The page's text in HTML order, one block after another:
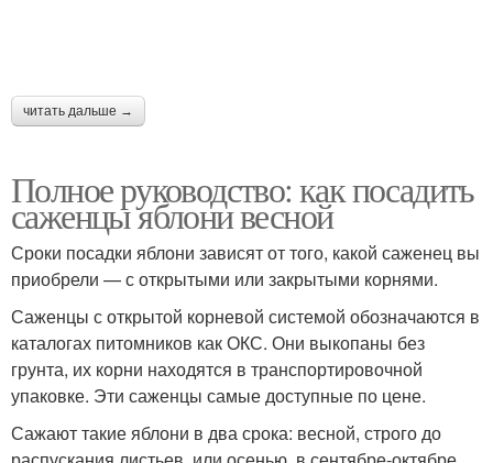
читать дальше →
Полное руководство: как посадить
саженцы яблони весной
Сроки посадки яблони зависят от того, какой саженец вы
приобрели — с открытыми или закрытыми корнями.
Саженцы с открытой корневой системой обозначаются в
каталогах питомников как ОКС. Они выкопаны без
грунта, их корни находятся в транспортировочной
упаковке. Эти саженцы самые доступные по цене.
Сажают такие яблони в два срока: весной, строго до